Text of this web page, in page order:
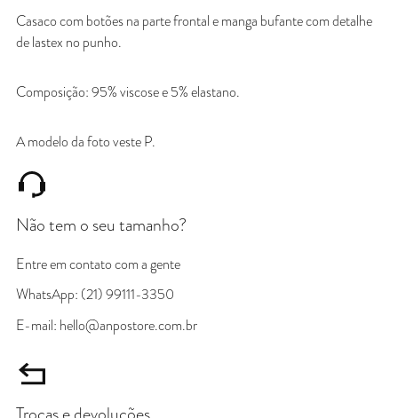
Casaco com botões na parte frontal e manga bufante com detalhe
de lastex no punho.
Composição: 95% viscose e 5% elastano.
A modelo da foto veste P.
Não tem o seu tamanho?
Entre em contato com a gente
WhatsApp: (21) 99111-3350
E-mail: hello@anpostore.com.br